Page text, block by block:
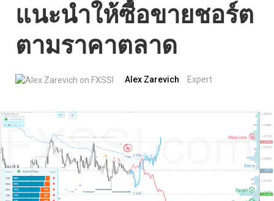
แนะนำให้ซื้อขายชอร์ต
ตามราคาตลาด
Alex Zarevich Expert